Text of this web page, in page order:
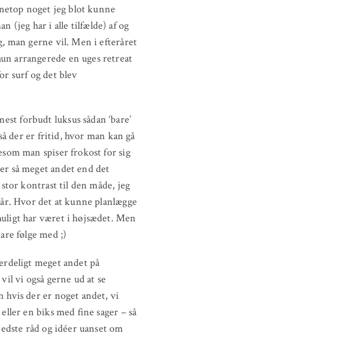
noget jeg blot kunne
(jeg har i alle tilfælde) af og
man gerne vil. Men i efteråret
arrangerede en uges retreat
surf og det blev
forbudt luksus sådan ‘bare’
der er fritid, hvor man kan gå
man spiser frokost for sig
så meget andet end det
kontrast til den måde, jeg
Hvor det at kunne planlægge
har været i højsædet. Men
følge med ;)
meget andet på
vi også gerne ud at se
hvis der er noget andet, vi
en biks med fine sager – så
råd og idéer uanset om